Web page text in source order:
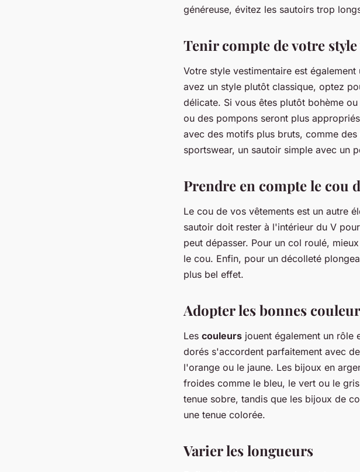
généreuse, évitez les sautoirs trop
Tenir compte de votre
Votre style vestimentaire est
avez un style plutôt classique, optez
délicate. Si vous êtes plutôt bohème
ou des pompons seront plus
avec des motifs plus bruts, comme
sportswear, un sautoir simple avec un
Prendre en compte le cou
Le cou de vos vêtements est un autre
sautoir doit rester à l'intérieur du V
peut dépasser. Pour un col roulé,
le cou. Enfin, pour un décolleté
plus bel effet.
Adopter les bonnes
Les couleurs jouent également un rôle
dorés s'accordent parfaitement avec
l'orange ou le jaune. Les bijoux en
froides comme le bleu, le vert ou le
tenue sobre, tandis que les bijoux de
une tenue colorée.
Varier les longueurs